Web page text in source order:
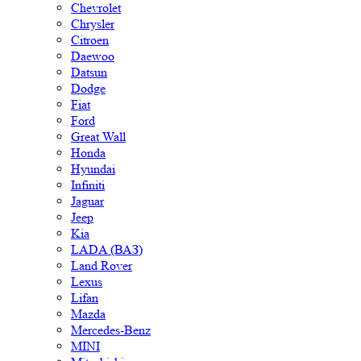
Chevrolet
Chrysler
Citroen
Daewoo
Datsun
Dodge
Fiat
Ford
Great Wall
Honda
Hyundai
Infiniti
Jaguar
Jeep
Kia
LADA (ВАЗ)
Land Rover
Lexus
Lifan
Mazda
Mercedes-Benz
MINI